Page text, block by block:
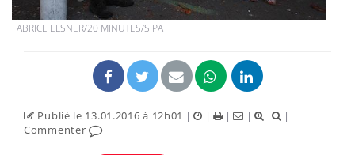
FABRICE ELSNER/20 MINUTES/SIPA
Publié le 13.01.2016 à 12h01 | | | |
|
Commenter